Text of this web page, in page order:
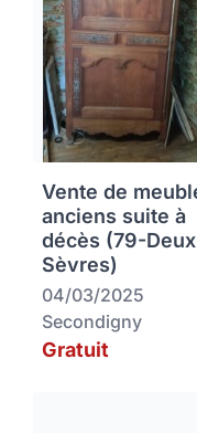
Vente de
anciens suite à
décès (79-
Sèvres)
04/03/2025
Secondigny
Gratuit